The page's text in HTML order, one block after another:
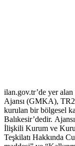
ilan.gov.tr’de yer
Ajansı (GMKA),
kurulan bir bölgesel
Balıkesir’dedir.
İlişkili Kurum ve
Teşkilatı Hakkında